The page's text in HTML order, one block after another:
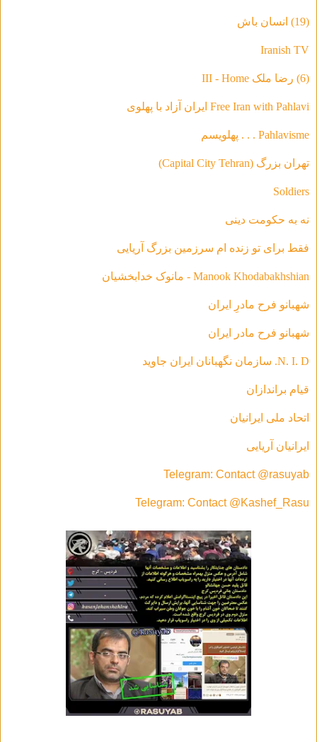
(19) انسان باش
Iranish TV
(6) رضا ملک III - Home
Free Iran with Pahlavi ایران آزاد با پهلوی
Pahlavisme . . . پهلویسم
تهران بزرگ (Capital City Tehran)
Soldiers
نه به حکومت دینی
فقط براى تو زنده ام سرزمين بزرگ آريايى
Manook Khodabakhshian - مانوک خدابخشیان
شهبانو فرح مادرِ ایران
شهبانو فرح مادر ايران
N. I. D. سازمان نگهبانان ایران جاوید
قیام براندازان
اتحاد ملی ایرانیان
ایرانیان آریایی
Telegram: Contact @rasuyab
Telegram: Contact @Kashef_Rasu